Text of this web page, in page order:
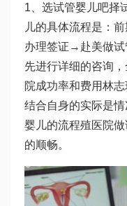
1、选试管婴儿吧择
儿的具体流程是：
办理签证→赴美做试
先进行详细的咨询
院成功率和费用林
结合自身的实际是
婴儿的流程殖医院做
的顺畅。